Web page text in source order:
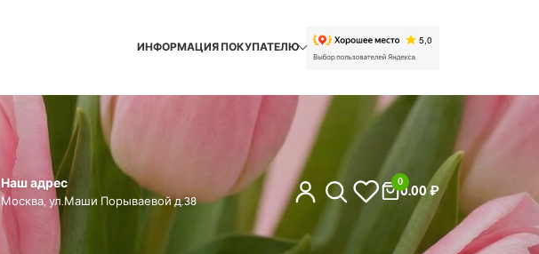
ИНФОРМАЦИЯ ПОКУПАТЕЛЮ
Наш адрес
Москва, ул.Маши Порываевой д.38
0
0.00₽